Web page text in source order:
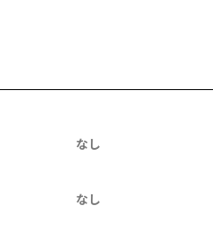
なし
なし